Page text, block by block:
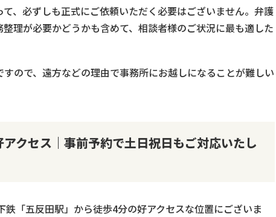
、必ずしも正式にご依頼いただく必要はございません。弁護
理が必要かどうかも含めて、相談者様のご状況に最も適した
ので、遠方などの理由で事務所にお越しになることが難しい
アクセス｜事前予約で土日祝日もご対応いたし
「五反田駅」から徒歩4分の好アクセスな位置にございま